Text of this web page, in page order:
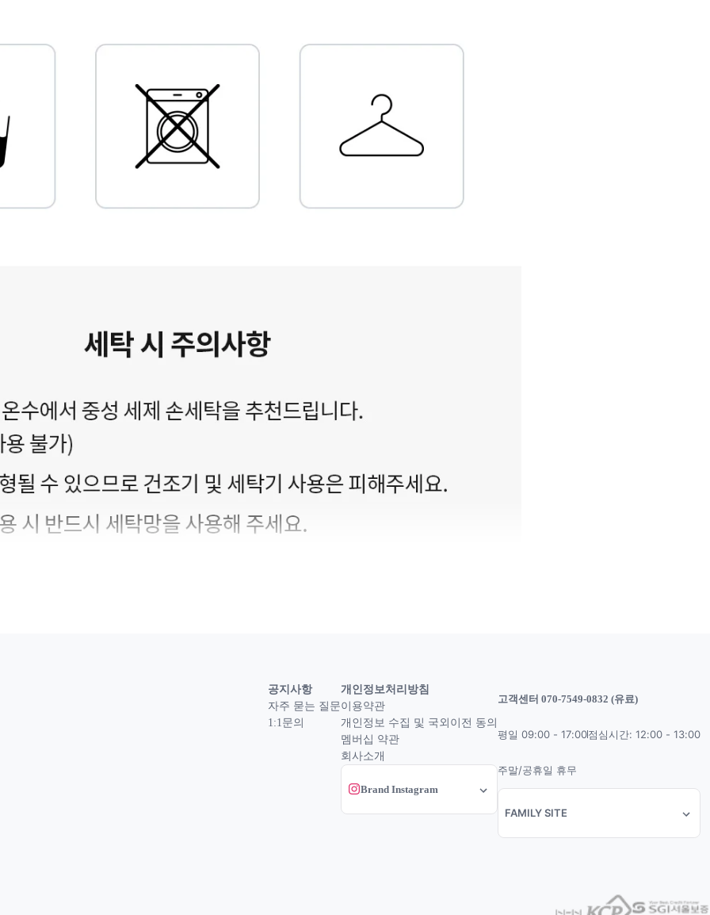
공지사항
자주 묻는 질문
1:1문의
개인정보처리방침
이용약관
개인정보 수집 및 국외이전 동의
멤버십 약관
회사소개
Brand Instagram
고객센터 070-7549-0832 (유료)
평일 09:00 - 17:00점심시간: 12:00 - 13:00
주말/공휴일 휴무
FAMILY SITE